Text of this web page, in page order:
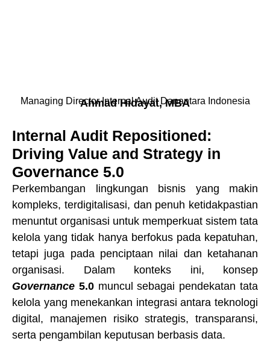
Ahmad Hidayat, MBA
Managing Director Internal Audit Danantara Indonesia
Internal Audit Repositioned:
Driving Value and Strategy in
Governance 5.0
Perkembangan lingkungan bisnis yang makin
kompleks, terdigitalisasi, dan penuh ketidakpastian
menuntut organisasi untuk memperkuat sistem tata
kelola yang tidak hanya berfokus pada kepatuhan,
tetapi juga pada penciptaan nilai dan ketahanan
organisasi. Dalam konteks ini, konsep
Governance 5.0muncul sebagai pendekatan tata
kelola yang menekankan integrasi antara teknologi
digital, manajemen risiko strategis, transparansi,
serta pengambilan keputusan berbasis data.